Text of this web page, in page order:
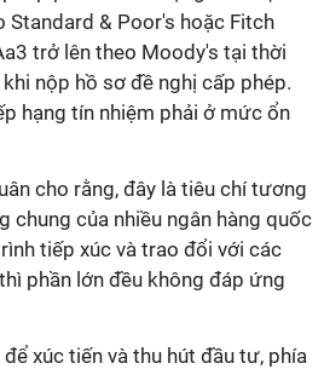
& Poor's hoặc Fitch
trở lên theo Moody's tại thời
nộp hồ sơ đề nghị cấp phép.
hạng tín nhiệm phải ở mức ổn
cho rằng, đây là tiêu chí tương
chung của nhiều ngân hàng quốc
tiếp xúc và trao đổi với các
phần lớn đều không đáp ứng
xúc tiến và thu hút đầu tư, phía